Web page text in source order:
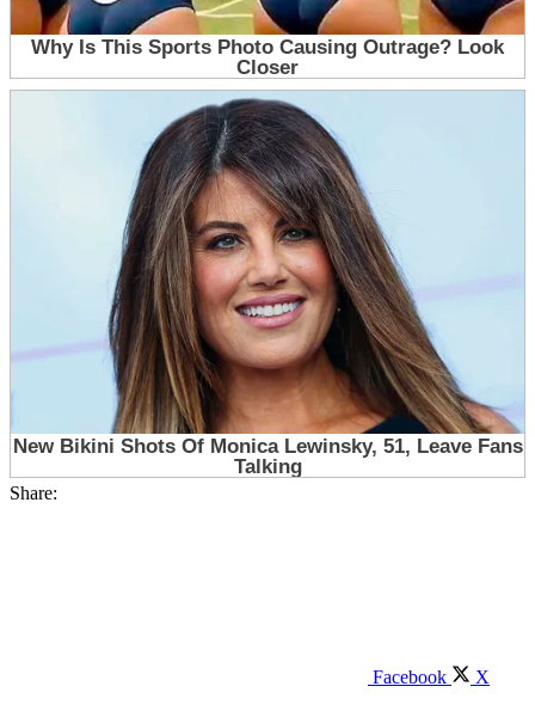
Share:
Facebook X